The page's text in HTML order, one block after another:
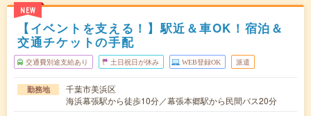
NEW
【イベントを支える！】駅近＆車OK！宿泊＆
交通チケットの手配
交通費別途支給あり 土日祝日が休み WEB登録OK 派遣
勤務地
千葉市美浜区
海浜幕張駅から徒歩10分／幕張本郷駅から民間バス20分